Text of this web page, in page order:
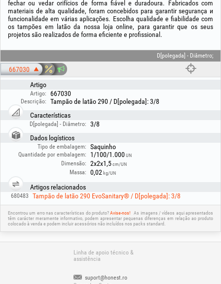
fechar ou vedar orifícios de forma fiável e duradoura. Fabricados com
materiais de alta qualidade, foram concebidos para garantir segurança и
funcionalidade em várias aplicações. Escolha qualidade e fiabilidade com
os tampões em latão da nossa loja online, para garantir que os seus
projetos são realizados de forma eficiente e profissional.
D[polegada] - Diâmetro;
667030
Artigo
Artigo: 667030
Descrição:
Tampão de latão 290 / D[polegada]: 3/8
Características
D[polegada] - Diâmetro:
3/8
Dados logísticos
Tipo de embalagem: Saquinho
Quantidade por embalagem: 1/100/1.000UN
Dimensão: 2x2x1,5cm/UN
Massa: 0,02 kg/UN
Artigos relacionados
680483 Tampão de latão 290 EvoSanitary® / D[polegada]: 3/8
Encontrou um erro nas características do produto?Avise-nos!
As imagens / vídeos aqui apresentados
têm carácter meramente informativo, podem apresentar pequenas diferenças em relação ao produto
colocado à venda e podem incluir acessórios não incluídos nos packs standard.
Linha de apoio técnico &
assistência
suport@honest.ro